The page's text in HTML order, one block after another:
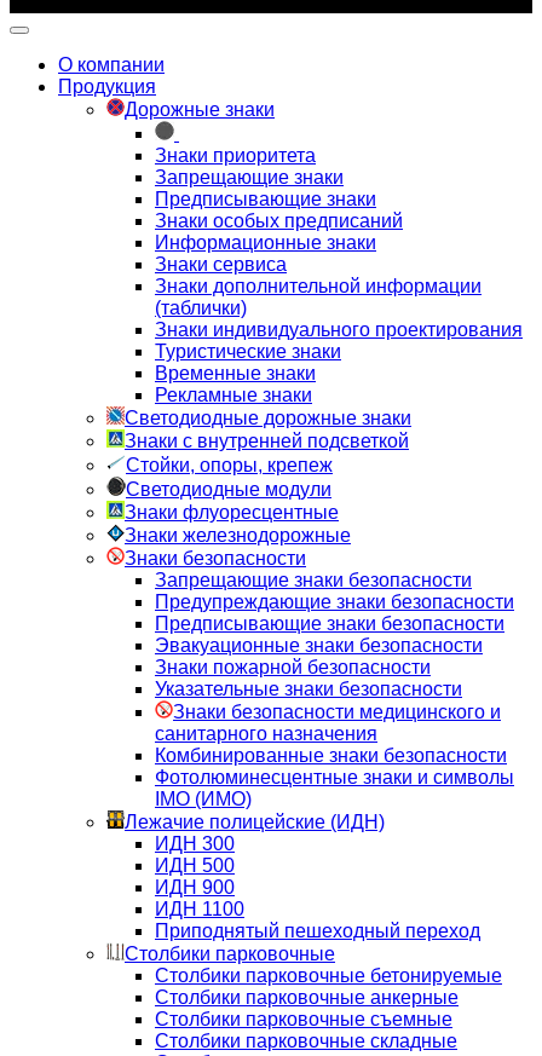
О компании
Продукция
Дорожные знаки
Знаки приоритета
Запрещающие знаки
Предписывающие знаки
Знаки особых предписаний
Информационные знаки
Знаки сервиса
Знаки дополнительной информации
(таблички)
Знаки индивидуального проектирования
Туристические знаки
Временные знаки
Рекламные знаки
Светодиодные дорожные знаки
Знаки с внутренней подсветкой
Стойки, опоры, крепеж
Светодиодные модули
Знаки флуоресцентные
Знаки железнодорожные
Знаки безопасности
Запрещающие знаки безопасности
Предупреждающие знаки безопасности
Предписывающие знаки безопасности
Эвакуационные знаки безопасности
Знаки пожарной безопасности
Указательные знаки безопасности
Знаки безопасности медицинского и
санитарного назначения
Комбинированные знаки безопасности
Фотолюминесцентные знаки и символы
IMO (ИМО)
Лежачие полицейские (ИДН)
ИДН 300
ИДН 500
ИДН 900
ИДН 1100
Приподнятый пешеходный переход
Столбики парковочные
Столбики парковочные бетонируемые
Столбики парковочные анкерные
Столбики парковочные съемные
Столбики парковочные складные